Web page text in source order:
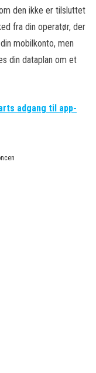
den ikke er tilsluttet
fra din operatør, der
mobilkonto, men
din dataplan om et
adgang til app-